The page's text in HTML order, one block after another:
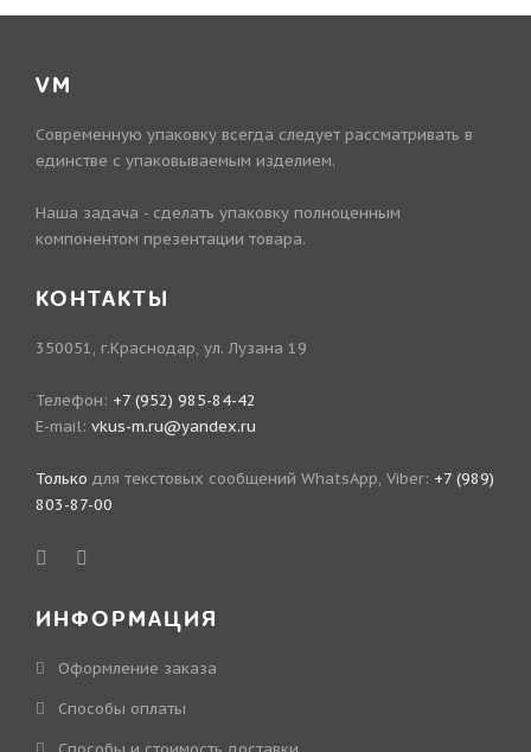
VM
Современную упаковку всегда следует рассматривать в
единстве с упаковываемым изделием.
Наша задача - сделать упаковку полноценным
компонентом презентации товара.
КОНТАКТЫ
350051, г.Краснодар, ул. Лузана 19
Телефон: +7 (952) 985-84-42
E-mail: vkus-m.ru@yandex.ru
Только для текстовых сообщений WhatsApp, Viber: +7 (989)
803-87-00
ИНФОРМАЦИЯ
Оформление заказа
Способы оплаты